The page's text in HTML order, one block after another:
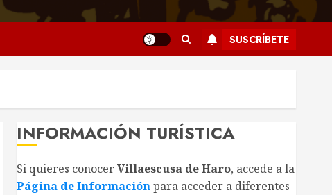
SUSCRÍBETE
INFORMACIÓN TURÍSTICA
Si quieres conocerVillaescusa de Haro, accede a la
Página de Informaciónpara acceder a diferentes